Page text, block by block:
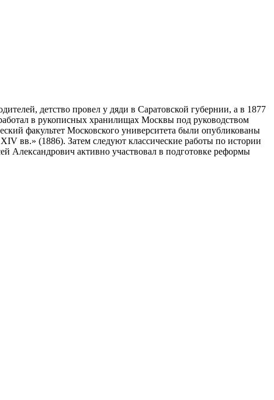
детство провел у дяди в Саратовской губернии, а в 1877
в рукописных хранилищах Москвы под руководством
факультет Московского университета были опубликованы
вв.» (1886). Затем следуют классические работы по истории
Александрович активно участвовал в подготовке реформы